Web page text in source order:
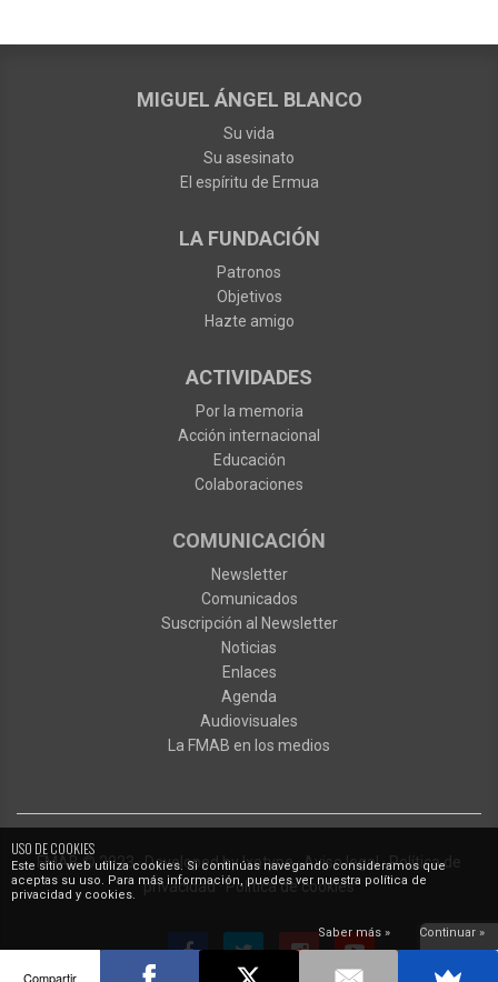
USO DE COOKIES
Este sitio web utiliza cookies. Si continúas navegando consideramos que
aceptas su uso. Para más información, puedes ver nuestra política de
privacidad y cookies.
Saber más » Continuar »
MIGUEL ÁNGEL BLANCO
Su vida
Su asesinato
El espíritu de Ermua
LA FUNDACIÓN
Patronos
Objetivos
Hazte amigo
ACTIVIDADES
Por la memoria
Acción internacional
Educación
Colaboraciones
COMUNICACIÓN
Newsletter
Comunicados
Suscripción al Newsletter
Noticias
Enlaces
Agenda
Audiovisuales
La FMAB en los medios
FMAB© 2023·Developed byIxotype·Aviso legal·Política de
privacidad·Política de cookies
Compartir